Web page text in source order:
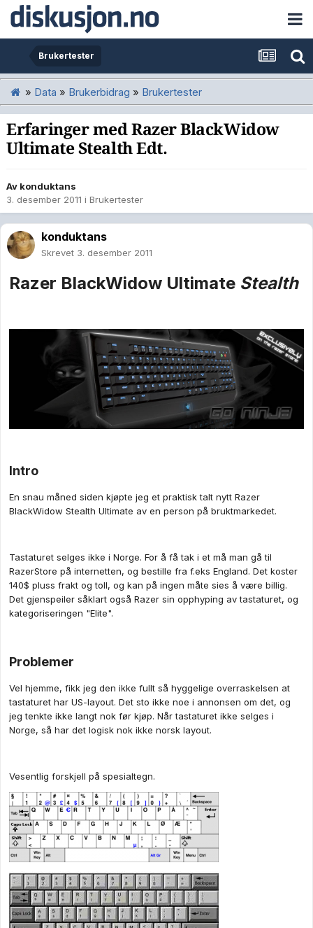
Brukertester
» Data » Brukerbidrag » Brukertester
Erfaringer med Razer BlackWidow
Ultimate Stealth Edt.
Av konduktans
3. desember 2011 i Brukertester
konduktans
Skrevet 3. desember 2011
Razer BlackWidow Ultimate Stealth
Intro
En snau måned siden kjøpte jeg et praktisk talt nytt Razer
BlackWidow Stealth Ultimate av en person på bruktmarkedet.
Tastaturet selges ikke i Norge. For å få tak i et må man gå til
RazerStore på internetten, og bestille fra f.eks England. Det koster
140$ pluss frakt og toll, og kan på ingen måte sies å være billig.
Det gjenspeiler såklart også Razer sin opphyping av tastaturet, og
kategoriseringen "Elite".
Problemer
Vel hjemme, fikk jeg den ikke fullt så hyggelige overraskelsen at
tastaturet har US-layout. Det sto ikke noe i annonsen om det, og
jeg tenkte ikke langt nok før kjøp. Når tastaturet ikke selges i
Norge, så har det logisk nok ikke norsk layout.
Vesentlig forskjell på spesialtegn.